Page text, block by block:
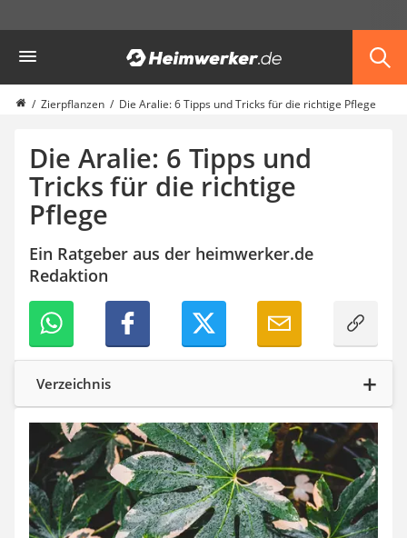
Garten
Akku-Laubsauger
Faltpavillon
Schlauchtrommel
Solar-Lichterkette außen
Teleskopleiter
Ameisengift
Pavillon
Sichtschutzstreifen
Akku-Laubbläser
Koifutter
Kassettenmarkise
Bosch-Heckenschere
Stihl-Laubbläser
Minidumper
Zierpflanzen Die Aralie: 6 Tipps und Tricks für die richtige Pflege
Die Aralie: 6 Tipps und
Tricks für die richtige
Pflege
Ein Ratgeber aus der heimwerker.de
Redaktion
Verzeichnis